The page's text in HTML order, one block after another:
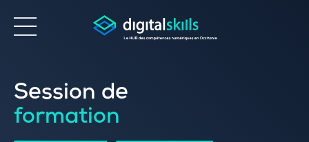
Accessibilité
Session de
formation